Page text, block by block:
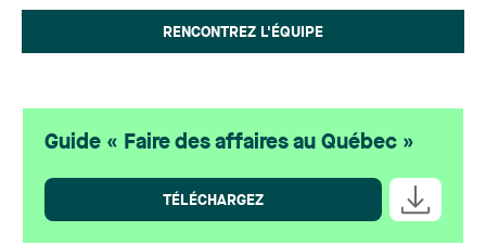
RENCONTREZ L'ÉQUIPE
Guide « Faire des affaires au Québec »
TÉLÉCHARGEZ